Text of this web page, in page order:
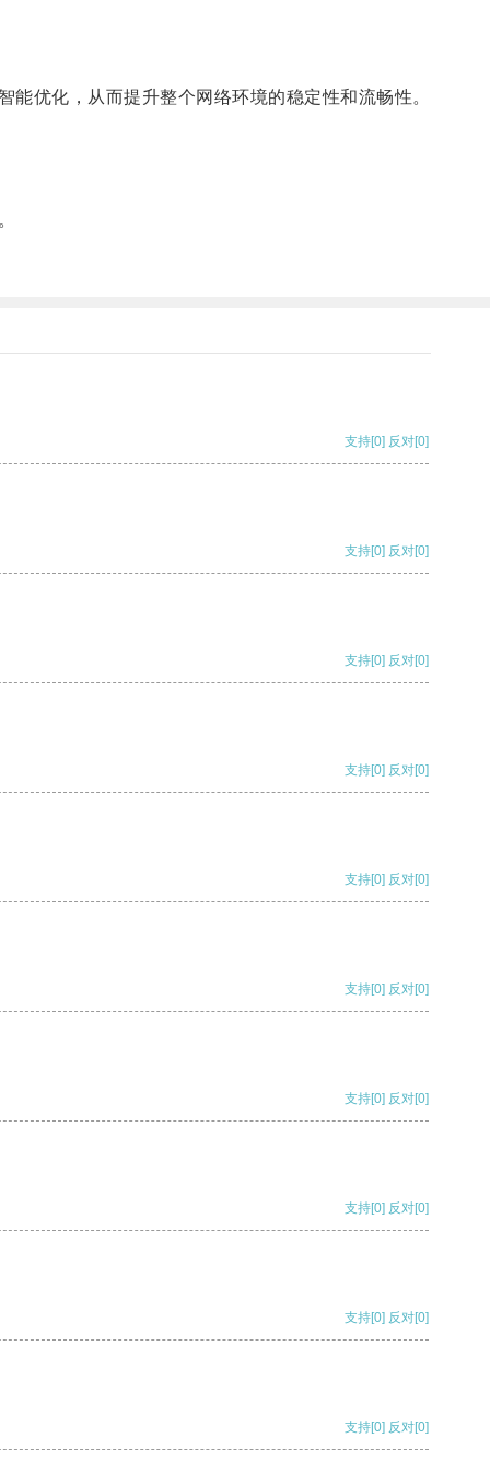
优化，从而提升整个网络环境的稳定性和流畅性。
支持[0] 反对[0]
支持[0] 反对[0]
支持[0] 反对[0]
支持[0] 反对[0]
支持[0] 反对[0]
支持[0] 反对[0]
支持[0] 反对[0]
支持[0] 反对[0]
支持[0] 反对[0]
支持[0] 反对[0]